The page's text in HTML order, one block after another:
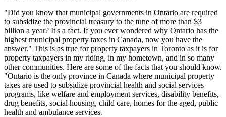
"Did you know that municipal governments in Ontario are required
to subsidize the provincial treasury to the tune of more than $3
billion a year? It's a fact. If you ever wondered why Ontario has the
highest municipal property taxes in Canada, now you have the
answer." This is as true for property taxpayers in Toronto as it is for
property taxpayers in my riding, in my hometown, and in so many
other communities. Here are some of the facts that you should know.
"Ontario is the only province in Canada where municipal property
taxes are used to subsidize provincial health and social services
programs, like welfare and employment services, disability benefits,
drug benefits, social housing, child care, homes for the aged, public
health and ambulance services.